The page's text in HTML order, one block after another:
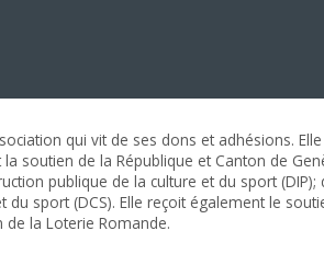
qui vit de ses dons et adhésions.
soutien de la République et Canton de
publique de la culture et du sport
du sport (DCS). Elle reçoit également le
la Loterie Romande.